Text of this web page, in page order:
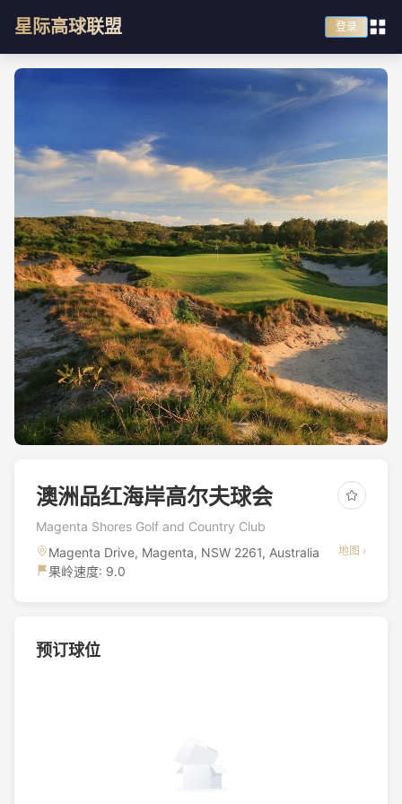
星际高球联盟 登录
澳洲品红海岸高尔夫球会
Magenta Shores Golf and Country Club
Magenta Drive, Magenta, NSW 2261, Australia
地图 ›
果岭速度: 9.0
预订球位